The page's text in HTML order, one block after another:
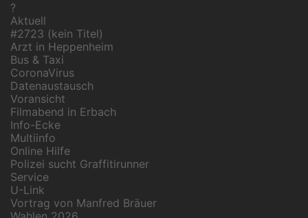
?
Aktuell
#2723 (kein Titel)
Arzt in Heppenheim
Bus & Taxi
CoronaVirus
Datenaustausch
Voransicht
Filmabend in Erbach
Info-Ecke
Multiinfo
Online Hilfe
Polizei sucht Graffitirunner
Service
U-Link
Vortrag von Manfred Bräuer